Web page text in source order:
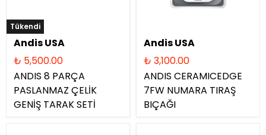
Tükendi
Andis USA
₺ 5,500.00
ANDIS 8 PARÇA
PASLANMAZ ÇELİK
GENİŞ TARAK SETİ
Andis USA
₺ 3,100.00
ANDIS CERAMICEDGE
7FW NUMARA TIRAŞ
BIÇAĞI